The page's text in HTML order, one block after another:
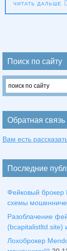
ЧИТАТЬ ДАЛЬШЕ
Поиск по сайту
Обратная связь
Вам есть
Последние
Фейковый брокер
схемы
Разоблачение
(bcapitalistltd.site)
Лохоброкер